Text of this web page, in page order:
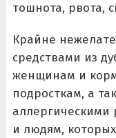
тошнота, рвота,
Крайне
средствами из
женщинам и
подросткам, а
и людям,